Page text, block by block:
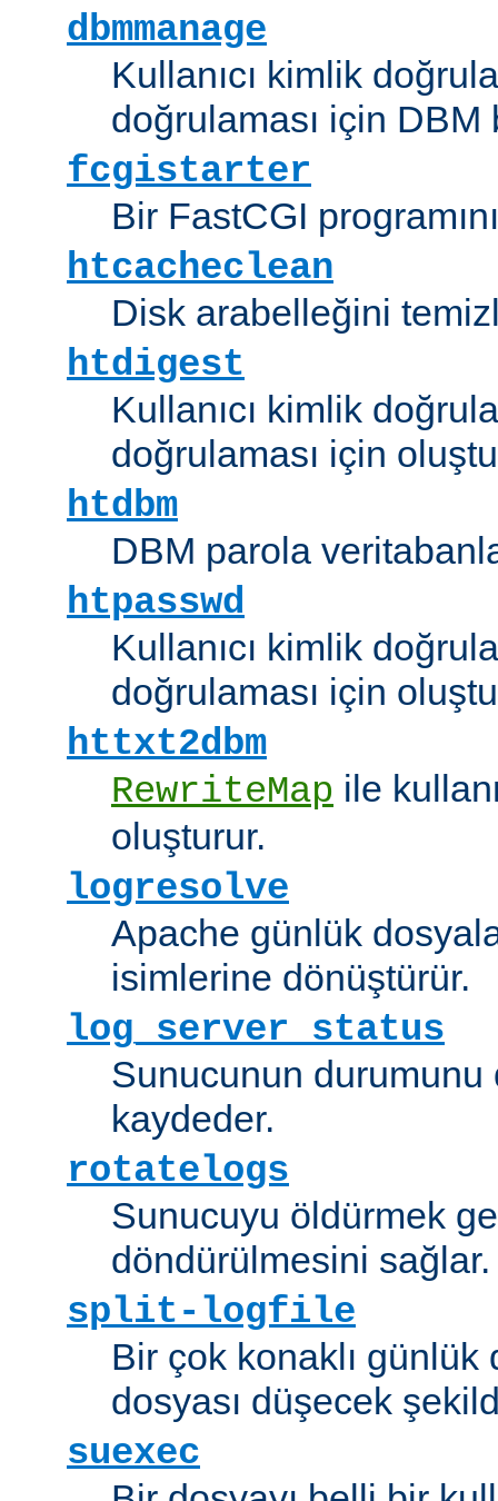
dbmmanage
Kullanıcı kimlik
doğrulaması için
fcgistarter
Bir FastCGI programını
htcacheclean
Disk arabelleğini
htdigest
Kullanıcı kimlik
doğrulaması için
htdbm
DBM parola
htpasswd
Kullanıcı kimlik
doğrulaması için
httxt2dbm
RewriteMap ile
oluşturur.
logresolve
Apache günlük
isimlerine dönüştürür.
log_server_status
Sunucunun durumunu
kaydeder.
rotatelogs
Sunucuyu öldürmek
döndürülmesini sağlar.
split-logfile
Bir çok konaklı günlük
dosyası düşecek
suexec